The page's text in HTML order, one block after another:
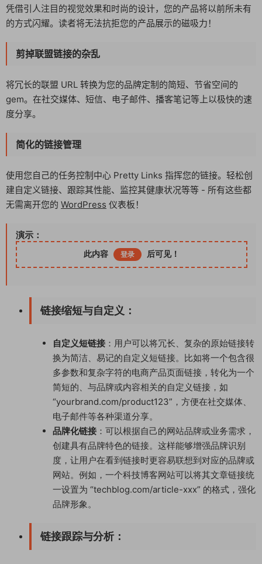
凭借引人注目的视觉效果和时尚的设计，您的产品将以前所未有
的方式闪耀。读者将无法抗拒您的产品展示的磁吸力！
剪掉联盟链接的杂乱
将冗长的联盟 URL 转换为您的品牌定制的简短、节省空间的
gem。在社交媒体、短信、电子邮件、播客笔记等上以极快的速
度分享。
简化的链接管理
使用您自己的任务控制中心 Pretty Links 指挥您的链接。轻松创
建自定义链接、跟踪其性能、监控其健康状况等等 - 所有这些都
无需离开您的 WordPress 仪表板！
演示：
此内容 登录 后可见！
链接缩短与自定义 ：
自定义短链接 ：用户可以将冗长、复杂的原始链接转
换为简洁、易记的自定义短链接。比如将一个包含很
多参数和复杂字符的电商产品页面链接，转化为一个
简短的、与品牌或内容相关的自定义链接，如
“yourbrand.com/product123”，方便在社交媒体、
电子邮件等各种渠道分享。
品牌化链接 ：可以根据自己的网站品牌或业务需求，
创建具有品牌特色的链接。这样能够增强品牌识别
度，让用户在看到链接时更容易联想到对应的品牌或
网站。例如，一个科技博客网站可以将其文章链接统
一设置为 “techblog.com/article-xxx” 的格式，强化
品牌形象。
链接跟踪与分析：